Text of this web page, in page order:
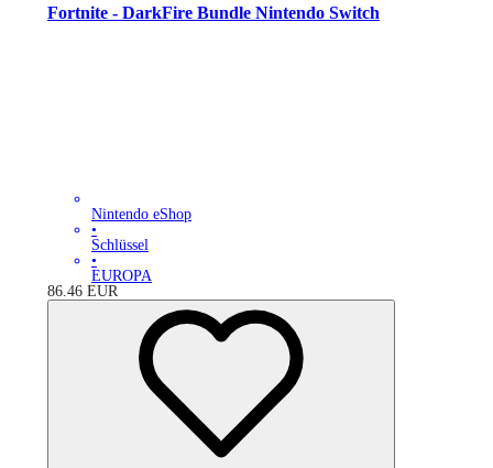
Fortnite - DarkFire Bundle Nintendo Switch
Nintendo eShop
•
Schlüssel
•
EUROPA
86.46 EUR